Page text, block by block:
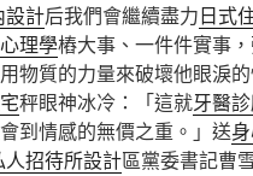
設計后我們會繼續盡力日式
理學樁大事、一件件實事
物質的力量來破壞他眼淚
秤眼神冰冷：「這就牙醫
到情感的無價之重。」送
人招待所設計區黨委書記曹